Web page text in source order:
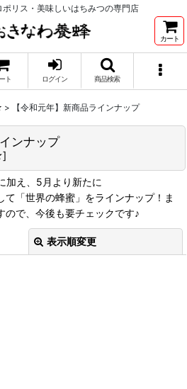
ポリス・美味しいはちみつの専門店
カート
ト ログイン 商品検索
> 【令和元年】新商品ラインナップ
ンナップ
]
加え、5月より新たに
て「世界の蜂蜜」をラインナップ！ま
ので、今後も要チェックです♪
表示順変更